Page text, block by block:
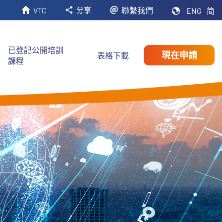
VTC 分享 聯繫我們 ENG 简
已登記公開培訓
課程
表格下載 現在申請